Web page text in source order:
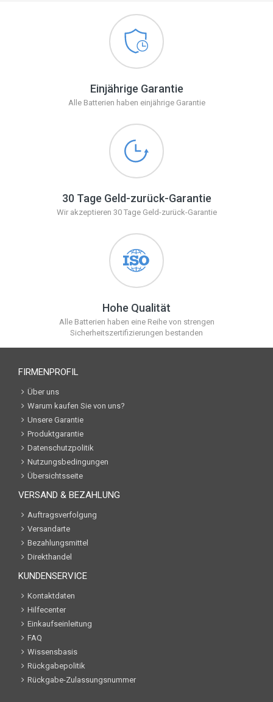
Einjährige Garantie
Alle Batterien haben einjährige Garantie
30 Tage Geld-zurück-Garantie
Wir akzeptieren 30 Tage Geld-zurück-Garantie
Hohe Qualität
Alle Batterien haben eine Reihe von strengen
Sicherheitszertifizierungen bestanden
FIRMENPROFIL
Über uns
Warum kaufen Sie von uns?
Unsere Garantie
Produktgarantie
Datenschutzpolitik
Nutzungsbedingungen
Übersichtsseite
VERSAND & BEZAHLUNG
Auftragsverfolgung
Versandarte
Bezahlungsmittel
Direkthandel
KUNDENSERVICE
Kontaktdaten
Hilfecenter
Einkaufseinleitung
FAQ
Wissensbasis
Rückgabepolitik
Rückgabe-Zulassungsnummer